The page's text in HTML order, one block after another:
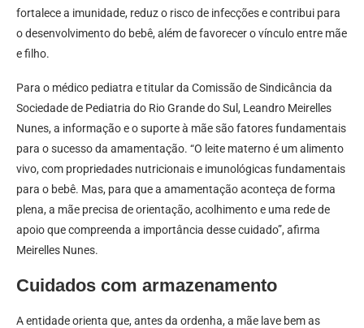
fortalece a imunidade, reduz o risco de infecções e contribui para
o desenvolvimento do bebê, além de favorecer o vínculo entre mãe
e filho.
Para o médico pediatra e titular da Comissão de Sindicância da
Sociedade de Pediatria do Rio Grande do Sul, Leandro Meirelles
Nunes, a informação e o suporte à mãe são fatores fundamentais
para o sucesso da amamentação. “O leite materno é um alimento
vivo, com propriedades nutricionais e imunológicas fundamentais
para o bebê. Mas, para que a amamentação aconteça de forma
plena, a mãe precisa de orientação, acolhimento e uma rede de
apoio que compreenda a importância desse cuidado”, afirma
Meirelles Nunes.
Cuidados com armazenamento
A entidade orienta que, antes da ordenha, a mãe lave bem as